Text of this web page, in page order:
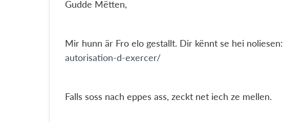
Gudde Mëtten,
Mir hunn är Fro elo gestallt. Dir kënnt se hei noliesen:
autorisation-d-exercer/
Falls soss nach eppes ass, zeckt net iech ze mellen.